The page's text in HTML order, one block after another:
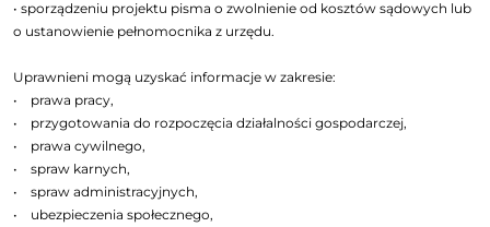
• sporządzeniu projektu pisma o zwolnienie od kosztów sądowych lub
o ustanowienie pełnomocnika z urzędu.
Uprawnieni mogą uzyskać informacje w zakresie:
• prawa pracy,
• przygotowania do rozpoczęcia działalności gospodarczej,
• prawa cywilnego,
• spraw karnych,
• spraw administracyjnych,
• ubezpieczenia społecznego,